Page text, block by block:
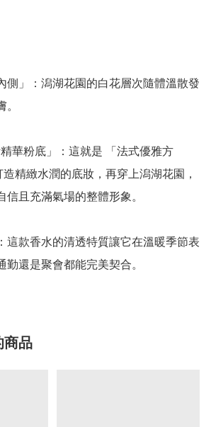
側」：潟湖花園的白花層次隨體溫散發
華粉底」：這就是 「法式優雅方
精緻水潤的底妝，再穿上潟湖花園，
信且充滿氣場的整體形象。
這款香水的清透特質讓它在溫暖季節表
勤還是聚會都能完美契合。
商品